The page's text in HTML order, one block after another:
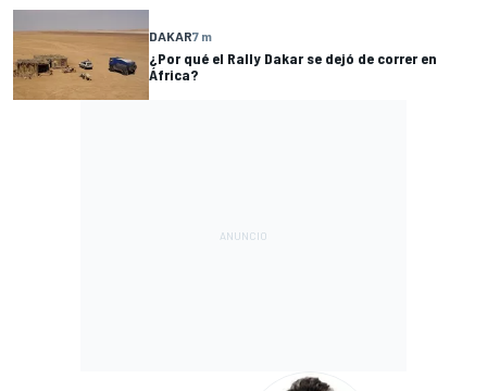
DAKAR7 m
¿Por qué el Rally Dakar se dejó de correr en
África?